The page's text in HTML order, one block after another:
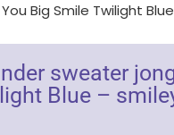
Big Smile Twilight
sweater
Blue –